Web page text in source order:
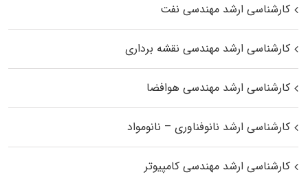
کارشناسی ارشد مهندسی نفت
کارشناسی ارشد مهندسی نقشه برداری
کارشناسی ارشد مهندسی هوافضا
کارشناسی ارشد نانوفناوری – نانومواد
کارشناسی ارشد مهندسی کامپیوتر